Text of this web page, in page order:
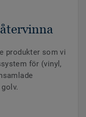
produkter som vi
för (vinyl,